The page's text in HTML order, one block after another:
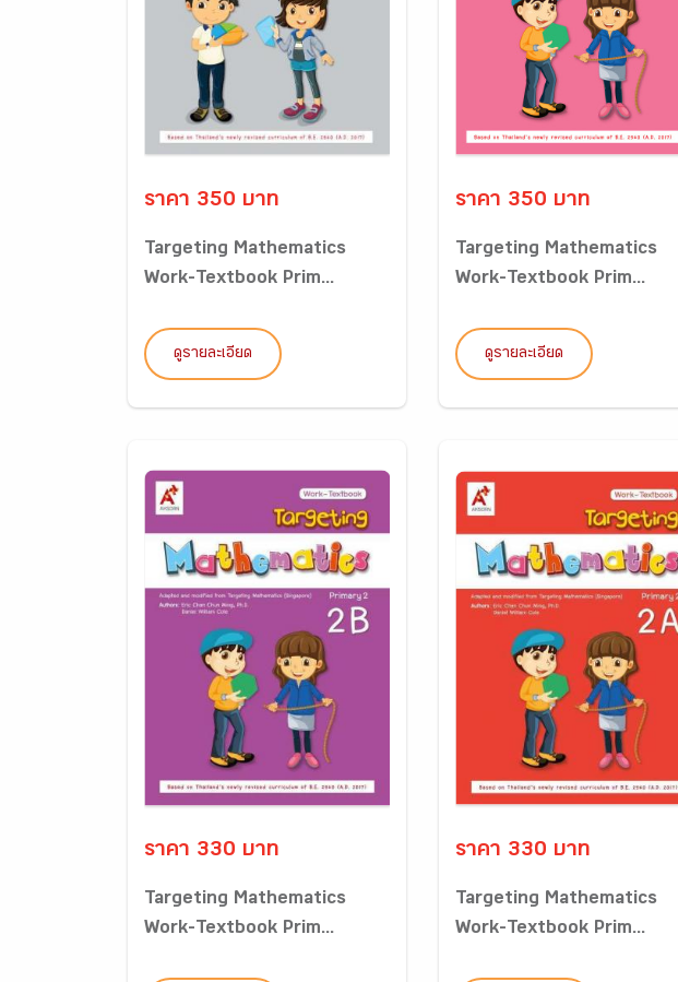
ราคา 350 บาท
Targeting Mathematics
Work-Textbook Prim...
ดูรายละเอียด
ราคา 350 บาท
Targeting Mathematics
Work-Textbook Prim...
ดูรายละเอียด
ราคา 330 บาท
Targeting Mathematics
Work-Textbook Prim...
ราคา 330 บาท
Targeting Mathematics
Work-Textbook Prim...